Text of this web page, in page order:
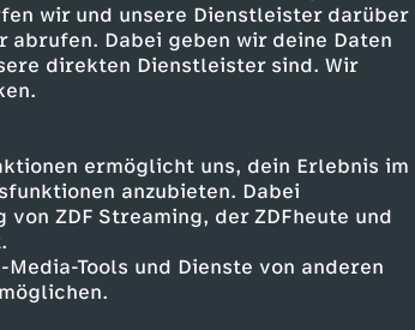
wir und unsere Dienstleister darüber
Dabei geben wir deine Daten
direkten Dienstleister sind. Wir
ermöglicht uns, dein Erlebnis im
anzubieten. Dabei
ZDF Streaming, der ZDFheute und
Tools und Dienste von anderen